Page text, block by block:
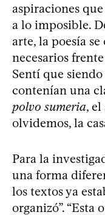
aspiraciones
a lo imposible.
arte, la poesía
necesarios frente
Sentí que
contenían una
polvo sumeria,
olvidemos, la
Para la
una forma
los textos ya
organizó”.